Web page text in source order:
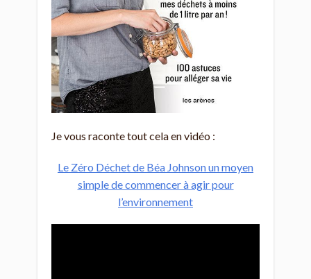
Je vous raconte tout cela en vidéo :
Le Zéro Déchet de Béa Johnson un moyen
simple de commencer à agir pour
l’environnement